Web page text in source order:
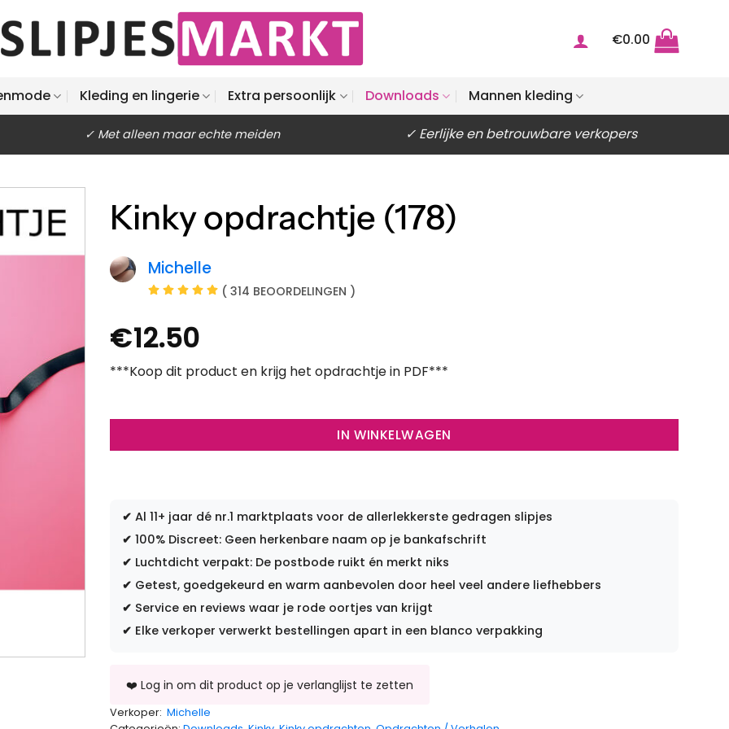
€0.00
Kleding en lingerie Extra persoonlijk Downloads Mannen kleding
✓ Met alleen maar echte meiden ✓ Eerlijke en betrouwbare verkopers
Kinky opdrachtje (178)
Michelle
( 314 BEOORDELINGEN )
€12.50
***Koop dit product en krijg het opdrachtje in PDF***
IN WINKELWAGEN
✔ Al 11+ jaar dé nr.1 marktplaats voor de allerlekkerste gedragen slipjes
✔ 100% Discreet: Geen herkenbare naam op je bankafschrift
✔ Luchtdicht verpakt: De postbode ruikt én merkt niks
✔ Getest, goedgekeurd en warm aanbevolen door heel veel andere liefhebbers
✔ Service en reviews waar je rode oortjes van krijgt
✔ Elke verkoper verwerkt bestellingen apart in een blanco verpakking
Verkoper: Michelle